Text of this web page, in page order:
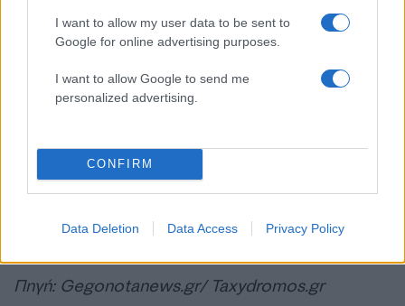
I want to allow my user data to be sent to
Google for online advertising purposes.
I want to allow Google to send me
personalized advertising.
CONFIRM
Data Deletion Data Access Privacy Policy
ενέδρα σε ένα γατάκι στην οδό Αγίου Νικολάου
φορώντας κουκούλα. Το πλησιάζει, το ταΐζει για
το τραυματίζει. Το γατάκι αμέσως ξεκίνησε να
τρέχει σοκαρισμένο αλλά λίγο μετά υπέκυψε στα
Καταγγελίες που έφτασαν στο taxydromos.gr,
αφορούν σε 3 σκυλιά και 7 γάτες.
Πηγή: Gegonotanews.gr/ Taxydromos.gr